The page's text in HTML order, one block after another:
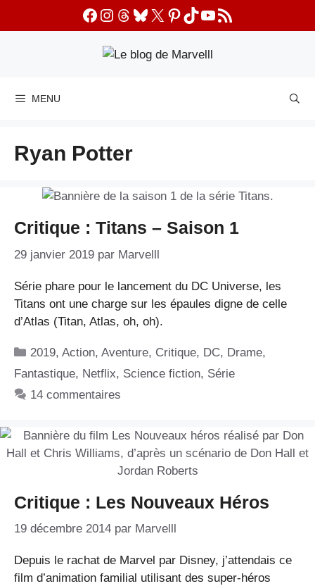
Facebook
Instagram
Threads
Bluesky
X Pinterest
TikTok
YouTube
Flux RSS
MENU
Ryan Potter
Critique : Titans – Saison 1
29 janvier 2019 par Marvelll
Série phare pour le lancement du DC Universe, les
Titans ont une charge sur les épaules digne de celle
d’Atlas (Titan, Atlas, oh, oh).
Catégories
2019,Action,Aventure, Critique, DC, Drame,
Fantastique, Netflix, Science fiction, Série
14 commentaires
Critique : Les Nouveaux Héros
19 décembre 2014 par Marvelll
Depuis le rachat de Marvel par Disney, j’attendais ce
film d’animation familial utilisant des super-héros